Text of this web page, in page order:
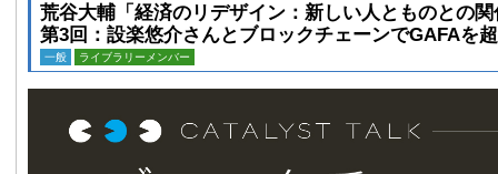
荒谷大輔「経済のリデザイン：新しい人とものとの
第3回：設楽悠介さんとブロックチェーンでGAFAを
一般 ライブラリーメンバー